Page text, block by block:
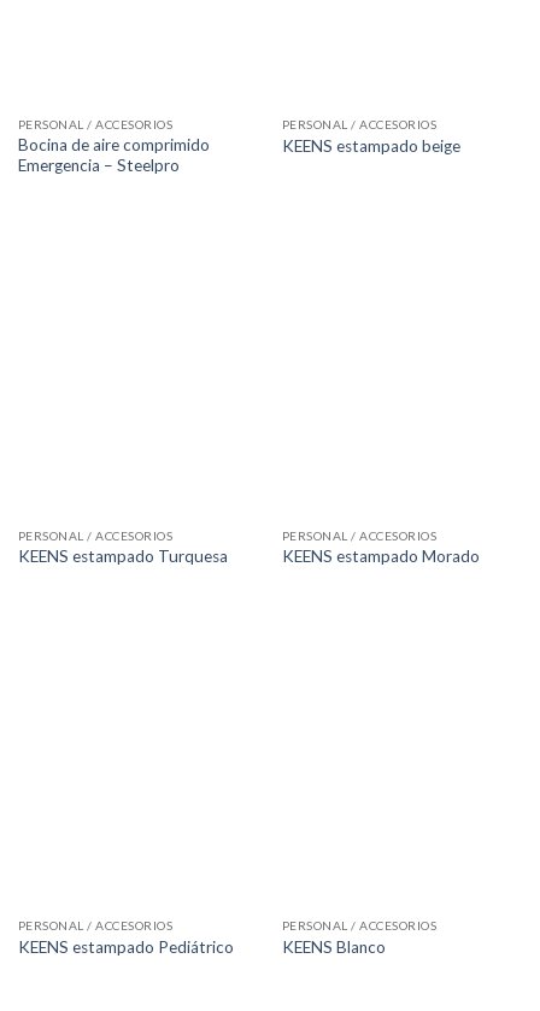
PERSONAL / ACCESORIOS
Bocina de aire comprimido
Emergencia – Steelpro
PERSONAL / ACCESORIOS
KEENS estampado beige
PERSONAL / ACCESORIOS
KEENS estampado Turquesa
PERSONAL / ACCESORIOS
KEENS estampado Morado
PERSONAL / ACCESORIOS
KEENS estampado Pediátrico
PERSONAL / ACCESORIOS
KEENS Blanco